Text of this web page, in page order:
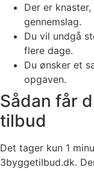
Der er
gennemslag.
Du vil undgå
flere dage.
Du ønsker et
opgaven.
Sådan får
tilbud
Det tager kun 1
3byggetilbud.dk.